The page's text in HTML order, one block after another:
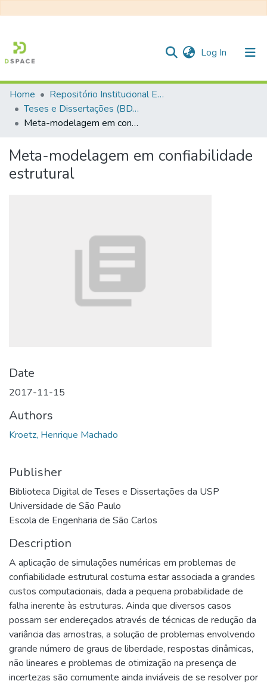
Log In (current)
Communities & Collections
All of DSpace
Statistics
Home
Repositório Institucional EESC
Teses e Dissertações (BDTD USP)
Meta-modelagem em confiabilidade estrutural
Meta-modelagem em confiabilidade
estrutural
Date
2017-11-15
Authors
Kroetz, Henrique Machado
Publisher
Biblioteca Digital de Teses e Dissertações da USP
Universidade de São Paulo
Escola de Engenharia de São Carlos
Description
A aplicação de simulações numéricas em problemas de
confiabilidade estrutural costuma estar associada a grandes
custos computacionais, dada a pequena probabilidade de
falha inerente às estruturas. Ainda que diversos casos
possam ser endereçados através de técnicas de redução da
variância das amostras, a solução de problemas envolvendo
grande número de graus de liberdade, respostas dinâmicas,
não lineares e problemas de otimização na presença de
incertezas são comumente ainda inviáveis de se resolver por